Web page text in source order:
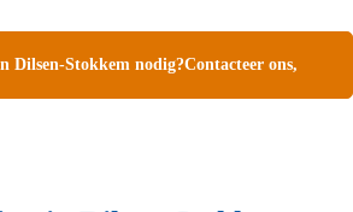
Dilsen-Stokkem nodig?Contacteer ons,